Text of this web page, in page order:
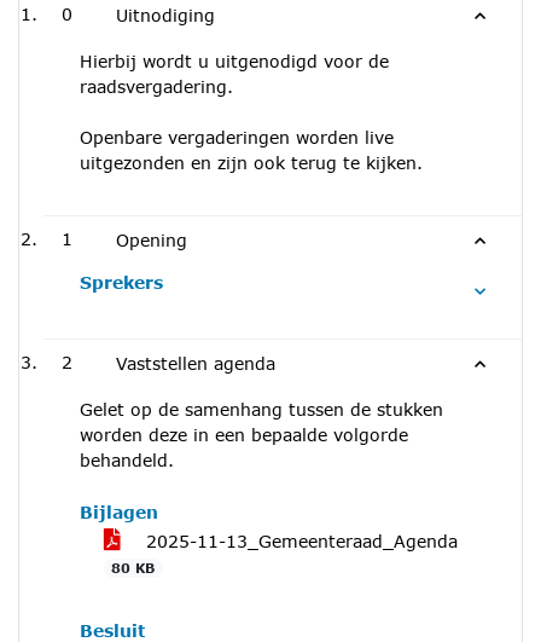
0 Uitnodiging
Hierbij wordt u uitgenodigd voor de
raadsvergadering.
Openbare vergaderingen worden live
uitgezonden en zijn ook terug te kijken.
1 Opening
Sprekers
2 Vaststellen agenda
Gelet op de samenhang tussen de stukken
worden deze in een bepaalde volgorde
behandeld.
Bijlagen
2025-11-13_Gemeenteraad_Agenda
80 KB
Besluit